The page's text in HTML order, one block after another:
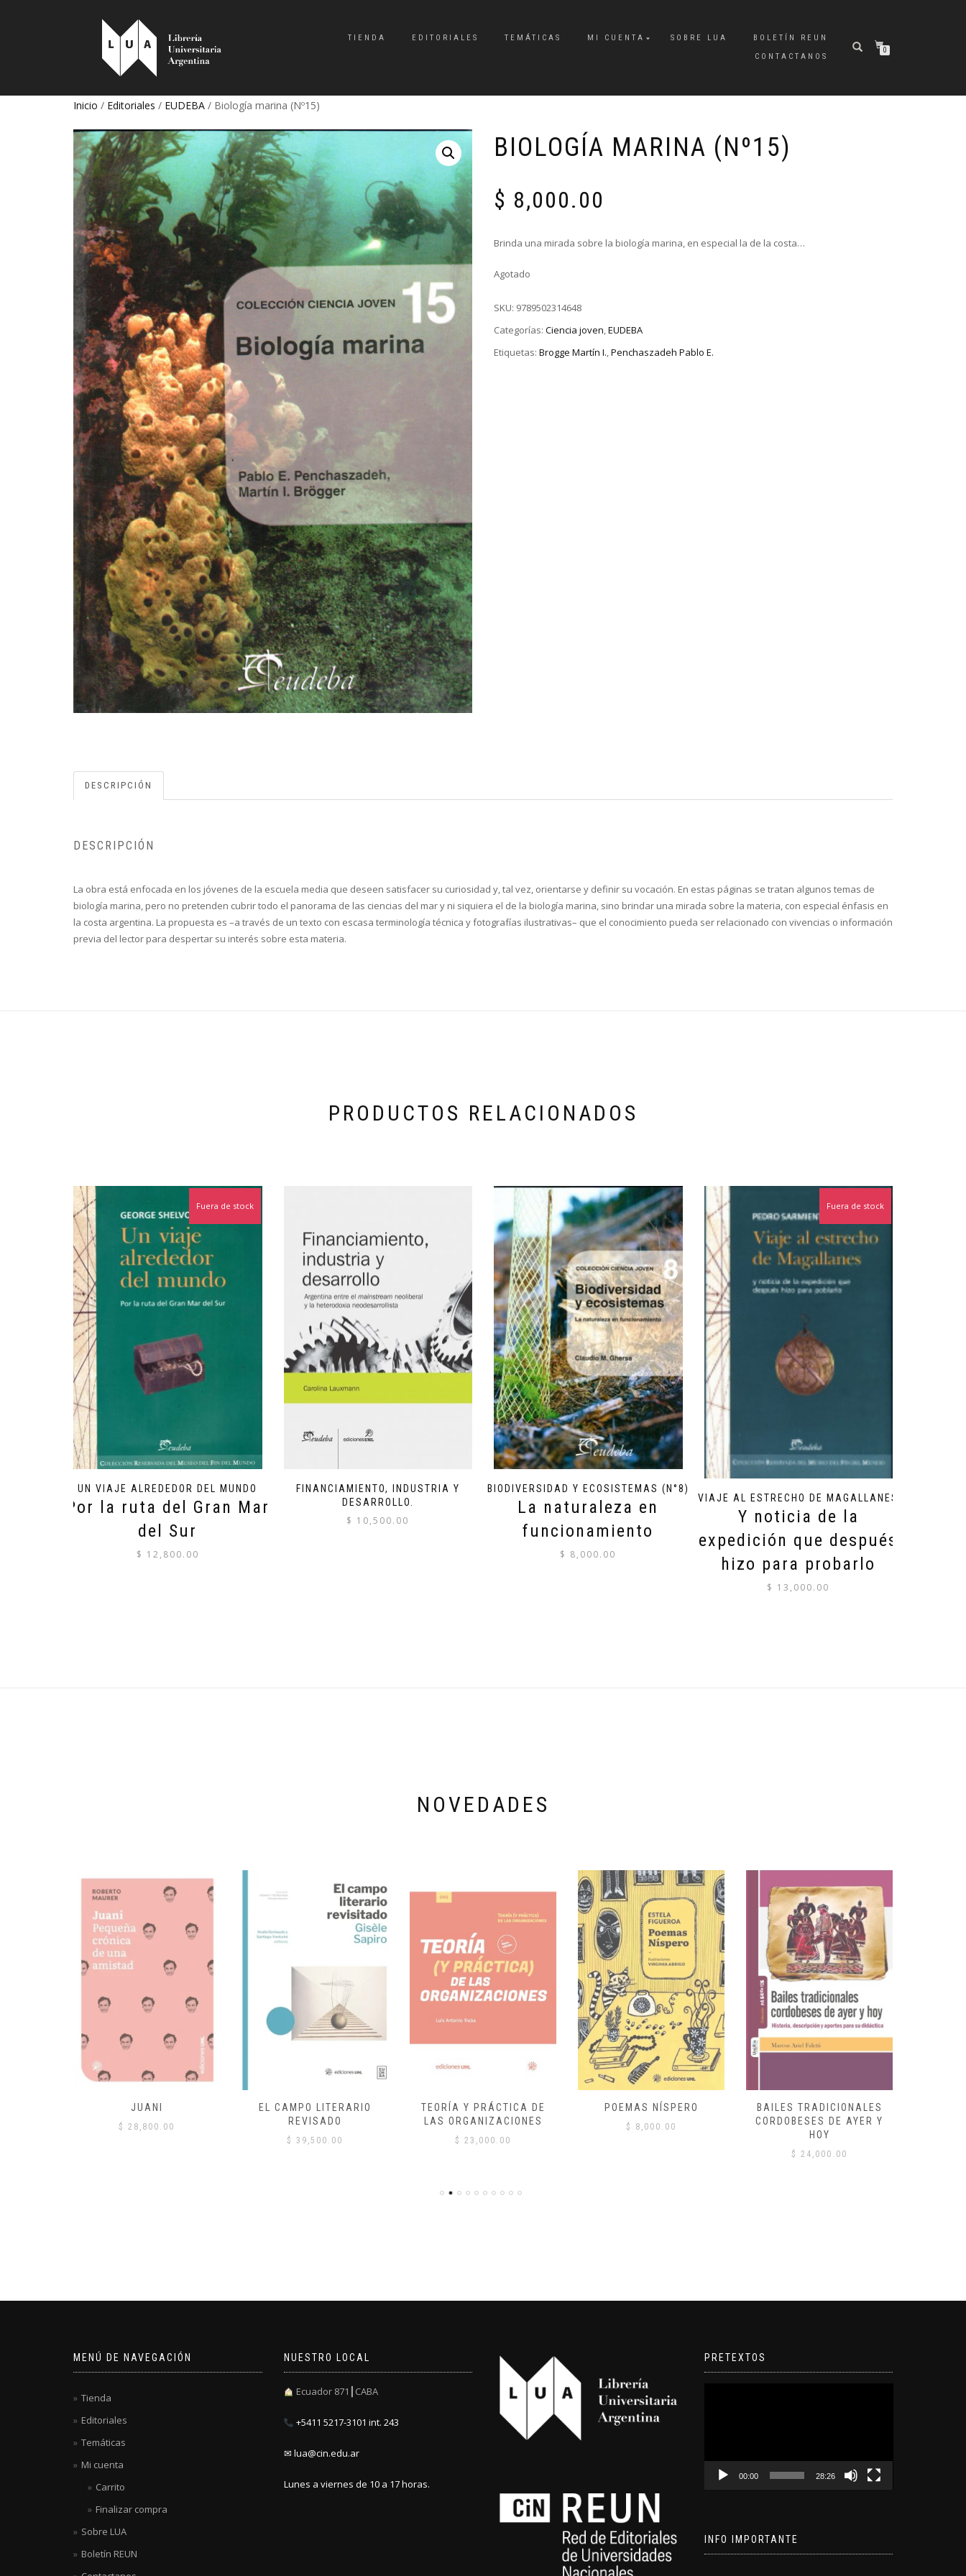
TIENDA EDITORIALES TEMÁTICAS MI CUENTA SOBRE LUA
BOLETÍN REUN
CONTACTANOS
0
Inicio / Editoriales / EUDEBA / Biología marina (Nº15)
BIOLOGÍA MARINA (Nº15)
$ 8,000.00
Brinda una mirada sobre la biología marina, en especial la de la costa…
Agotado
SKU: 9789502314648
Categorías: Ciencia joven,EUDEBA
Etiquetas: Brogge Martín I.,Penchaszadeh Pablo E.
DESCRIPCIÓN
DESCRIPCIÓN
La obra está enfocada en los jóvenes de la escuela media que deseen satisfacer su curiosidad y, tal vez, orientarse y definir su vocación. En estas páginas se tratan algunos temas de
biología marina, pero no pretenden cubrir todo el panorama de las ciencias del mar y ni siquiera el de la biología marina, sino brindar una mirada sobre la materia, con especial énfasis en
la costa argentina. La propuesta es –a través de un texto con escasa terminología técnica y fotografías ilustrativas– que el conocimiento pueda ser relacionado con vivencias o información
previa del lector para despertar su interés sobre esta materia.
PRODUCTOS RELACIONADOS
UN VIAJE ALREDEDOR DEL MUNDO
Por la ruta del Gran Mar
del Sur
$ 12,800.00
Fuera de stock
FINANCIAMIENTO, INDUSTRIA Y
DESARROLLO.
$ 10,500.00
BIODIVERSIDAD Y ECOSISTEMAS (N°8)
La naturaleza en
funcionamiento
$ 8,000.00
VIAJE AL ESTRECHO DE MAGALLANES
Y noticia de la
expedición que después
hizo para probarlo
$ 13,000.00
Fuera de stock
NOVEDADES
JUANI
$ 28,800.00
EL CAMPO LITERARIO
REVISADO
$ 39,500.00
TEORÍA Y PRÁCTICA DE
LAS ORGANIZACIONES
$ 23,000.00
POEMAS NÍSPERO
$ 8,000.00
BAILES TRADICIONALES
CORDOBESES DE AYER Y
HOY
$ 24,000.00
MENÚ DE NAVEGACIÓN
Tienda
Editoriales
Temáticas
Mi cuenta
Carrito
Finalizar compra
Sobre LUA
Boletín REUN
NUESTRO LOCAL
Ecuador 871┃CABA
+5411 5217-3101 int. 243
✉ lua@cin.edu.ar
Lunes a viernes de 10 a 17 horas.
PRETEXTOS
00:00 28:26
INFO IMPORTANTE